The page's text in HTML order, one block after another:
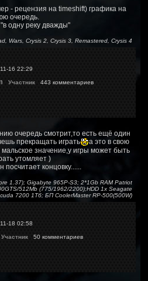
- рецензия на timeshift) графика на
очередь.
одну реку дважды"
Wars, Crysis 2, Crysis 3, Remastered, Crysis 4
16 22:29
Участник 443 комментариев
очередь смотрит,то есть ещё один
прекращать играть
а это в свою
значение,у игры может быть
утомляет )
концовку......
1.37); Gigabyte 965P-S3; 2*1Gb RAM Patriot
512Mb (775/1962/2200);HDD 1x Seagate
7200 1Тб; БП CoolerMaster RP-500(500W)
18 02:58
Участник 50 комментариев